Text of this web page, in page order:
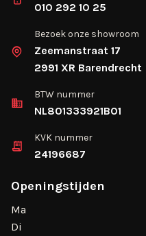
010 292 10 25
Bezoek onze showroom
Zeemanstraat 17
2991 XR Barendrecht
BTW nummer
NL801333921B01
KVK nummer
24196687
Openingstijden
Ma
Di